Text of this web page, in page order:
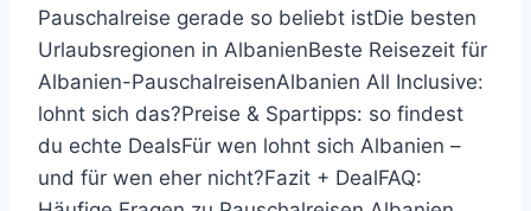
Pauschalreise gerade so beliebt istDie besten
Urlaubsregionen in AlbanienBeste Reisezeit für
Albanien-PauschalreisenAlbanien All Inclusive:
lohnt sich das?Preise & Spartipps: so findest
du echte DealsFür wen lohnt sich Albanien –
und für wen eher nicht?Fazit + DealFAQ: